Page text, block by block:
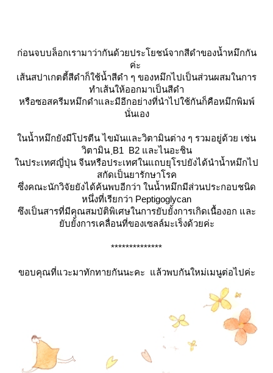
ก่อนจบบล็อกเรามาว่ากันด้วยประโยชน์จากสีดำของน้ำหมึกกัน
ค่ะ
เส้นสปาเกตตี้สีดำก็ใช้น้ำสีดำ ๆ ของหมึกไปเป็นส่วนผสมในการ
ทำเส้นให้ออกมาเป็นสีดำ
หรือซอสครีมหมึกดำและมีอีกอย่างที่นำไปใช้กันก็คือหมึกพิมพ์
นั่นเอง
นน้ำหมึกยังมีโปรตีน ไขมันและวิตามินต่าง ๆ รวมอยู่ด้วย เช่น
วิตามิน ฺB1 B2 และไนอะชิน
นประเทศญี่ปุ่น จีนหรือประเทศในแถบยุโรปยังได้นำน้ำหมึกไป
สกัดเป็นยารักษาโรค
ซึ่งคณะนักวิจัยยังได้ค้นพบอีกว่า ในน้ำหมึกมีส่วนประกอบชนิด
หนึ่งที่เรียกว่า Peptigoglycan
ซึงเป็นสารที่มีคุณสมบัติพิเศษในการยับยั้งการเกิดเนื้องอก และ
ับยั้งการเคลื่อนที่ของเซลล์มะเร็งด้วยค่ะ
**************
ขอบคุณที่แวะมาทักทายกันนะคะ แล้วพบกันใหม่เมนูต่อไปค่ะ